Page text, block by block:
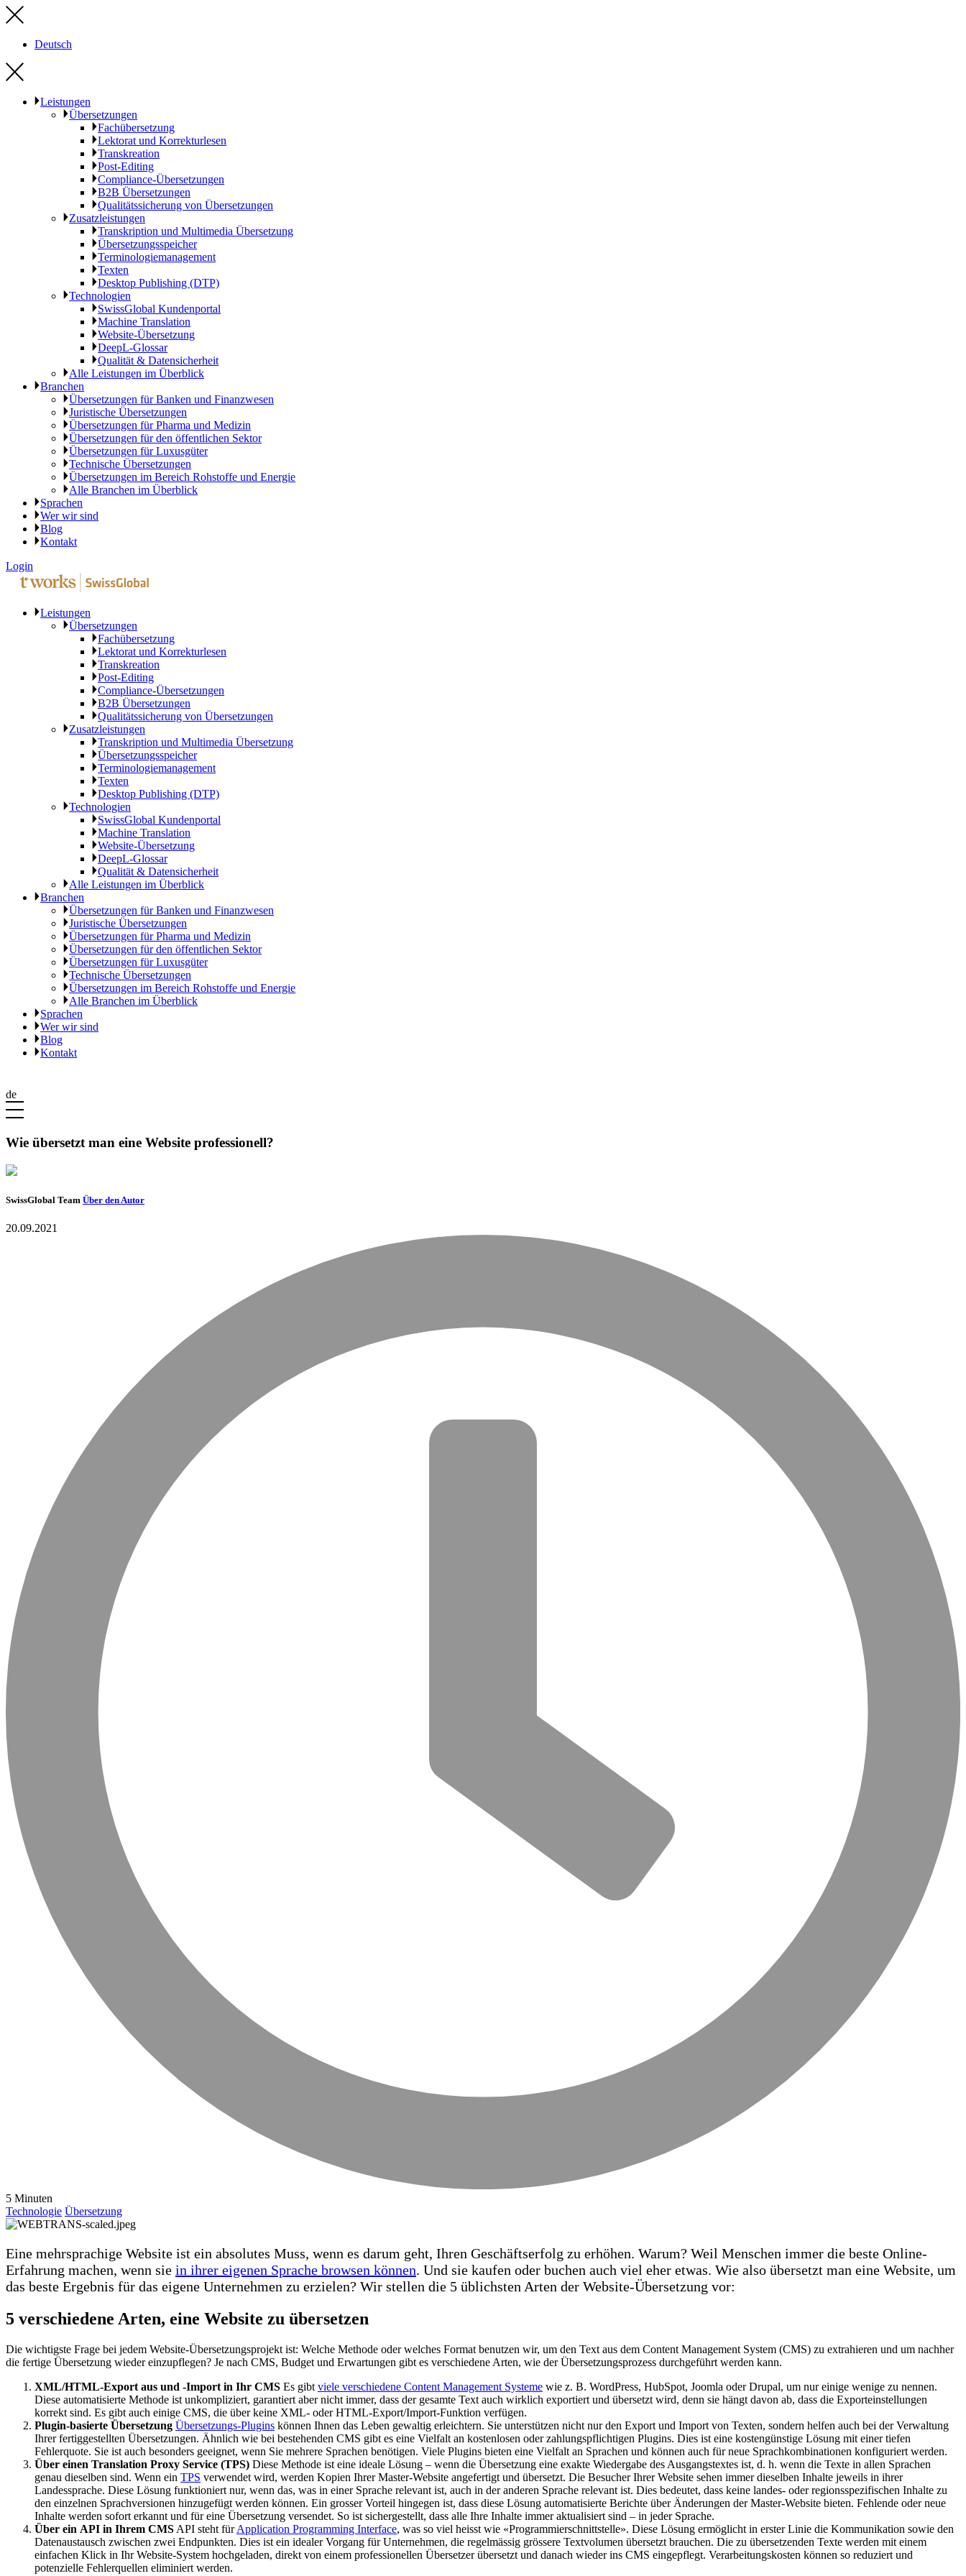
Deutsch
Leistungen
Übersetzungen
Fachübersetzung
Lektorat und Korrekturlesen
Transkreation
Post-Editing
Compliance-Übersetzungen
B2B Übersetzungen
Qualitätssicherung von Übersetzungen
Zusatzleistungen
Transkription und Multimedia Übersetzung
Übersetzungsspeicher
Terminologiemanagement
Texten
Desktop Publishing (DTP)
Technologien
SwissGlobal Kundenportal
Machine Translation
Website-Übersetzung
DeepL-Glossar
Qualität & Datensicherheit
Alle Leistungen im Überblick
Branchen
Übersetzungen für Banken und Finanzwesen
Juristische Übersetzungen
Übersetzungen für Pharma und Medizin
Übersetzungen für den öffentlichen Sektor
Übersetzungen für Luxusgüter
Technische Übersetzungen
Übersetzungen im Bereich Rohstoffe und Energie
Alle Branchen im Überblick
Sprachen
Wer wir sind
Blog
Kontakt
Login
Leistungen
Übersetzungen
Fachübersetzung
Lektorat und Korrekturlesen
Transkreation
Post-Editing
Compliance-Übersetzungen
B2B Übersetzungen
Qualitätssicherung von Übersetzungen
Zusatzleistungen
Transkription und Multimedia Übersetzung
Übersetzungsspeicher
Terminologiemanagement
Texten
Desktop Publishing (DTP)
Technologien
SwissGlobal Kundenportal
Machine Translation
Website-Übersetzung
DeepL-Glossar
Qualität & Datensicherheit
Alle Leistungen im Überblick
Branchen
Übersetzungen für Banken und Finanzwesen
Juristische Übersetzungen
Übersetzungen für Pharma und Medizin
Übersetzungen für den öffentlichen Sektor
Übersetzungen für Luxusgüter
Technische Übersetzungen
Übersetzungen im Bereich Rohstoffe und Energie
Alle Branchen im Überblick
Sprachen
Wer wir sind
Blog
Kontakt
de
Wie übersetzt man eine Website professionell?
SwissGlobal Team Über den Autor
20.09.2021
5 Minuten
Technologie Übersetzung
Eine mehrsprachige Website ist ein absolutes Muss, wenn es darum geht, Ihren Geschäftserfolg zu erhöhen. Warum? Weil Menschen immer die beste Online-
Erfahrung machen, wenn sie in ihrer eigenen Sprache browsen können. Und sie kaufen oder buchen auch viel eher etwas. Wie also übersetzt man eine Website, um
das beste Ergebnis für das eigene Unternehmen zu erzielen? Wir stellen die 5 üblichsten Arten der Website-Übersetzung vor:
5 verschiedene Arten, eine Website zu übersetzen
Die wichtigste Frage bei jedem Website-Übersetzungsprojekt ist: Welche Methode oder welches Format benutzen wir, um den Text aus dem Content Management System (CMS) zu extrahieren und um nachher
die fertige Übersetzung wieder einzupflegen? Je nach CMS, Budget und Erwartungen gibt es verschiedene Arten, wie der Übersetzungsprozess durchgeführt werden kann.
XML/HTML-Export aus und -Import in Ihr CMS Es gibt viele verschiedene Content Management Systeme wie z. B. WordPress, HubSpot, Joomla oder Drupal, um nur einige wenige zu nennen.
Diese automatisierte Methode ist unkompliziert, garantiert aber nicht immer, dass der gesamte Text auch wirklich exportiert und übersetzt wird, denn sie hängt davon ab, dass die Exporteinstellungen
korrekt sind. Es gibt auch einige CMS, die über keine XML- oder HTML-Export/Import-Funktion verfügen.
Plugin-basierte Übersetzung Übersetzungs-Plugins können Ihnen das Leben gewaltig erleichtern. Sie unterstützen nicht nur den Export und Import von Texten, sondern helfen auch bei der Verwaltung
Ihrer fertiggestellten Übersetzungen. Ähnlich wie bei bestehenden CMS gibt es eine Vielfalt an kostenlosen oder zahlungspflichtigen Plugins. Dies ist eine kostengünstige Lösung mit einer tiefen
Fehlerquote. Sie ist auch besonders geeignet, wenn Sie mehrere Sprachen benötigen. Viele Plugins bieten eine Vielfalt an Sprachen und können auch für neue Sprachkombinationen konfiguriert werden.
Über einen Translation Proxy Service (TPS) Diese Methode ist eine ideale Lösung – wenn die Übersetzung eine exakte Wiedergabe des Ausgangstextes ist, d. h. wenn die Texte in allen Sprachen
genau dieselben sind. Wenn ein TPS verwendet wird, werden Kopien Ihrer Master-Website angefertigt und übersetzt. Die Besucher Ihrer Website sehen immer dieselben Inhalte jeweils in ihrer
Landessprache. Diese Lösung funktioniert nur, wenn das, was in einer Sprache relevant ist, auch in der anderen Sprache relevant ist. Dies bedeutet, dass keine landes- oder regionsspezifischen Inhalte zu
den einzelnen Sprachversionen hinzugefügt werden können. Ein grosser Vorteil hingegen ist, dass diese Lösung automatisierte Berichte über Änderungen der Master-Website bieten. Fehlende oder neue
Inhalte werden sofort erkannt und für eine Übersetzung versendet. So ist sichergestellt, dass alle Ihre Inhalte immer aktualisiert sind – in jeder Sprache.
Über ein API in Ihrem CMS API steht fürApplication Programming Interface, was so viel heisst wie «Programmierschnittstelle». Diese Lösung ermöglicht in erster Linie die Kommunikation sowie den
Datenaustausch zwischen zwei Endpunkten. Dies ist ein idealer Vorgang für Unternehmen, die regelmässig grössere Textvolumen übersetzt brauchen. Die zu übersetzenden Texte werden mit einem
einfachen Klick in Ihr Website-System hochgeladen, direkt von einem professionellen Übersetzer übersetzt und danach wieder ins CMS eingepflegt. Verarbeitungskosten können so reduziert und
potenzielle Fehlerquellen eliminiert werden.